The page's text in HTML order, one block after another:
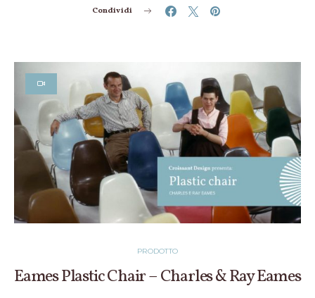
Condividi
PRODOTTO
Eames Plastic Chair – Charles & Ray Eames